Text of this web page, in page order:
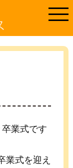
業式です
業式を迎え